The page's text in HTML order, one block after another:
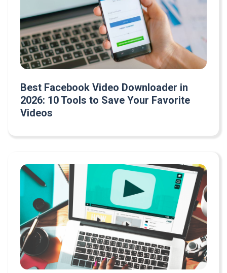
Best Facebook Video Downloader in
2026: 10 Tools to Save Your Favorite
Videos